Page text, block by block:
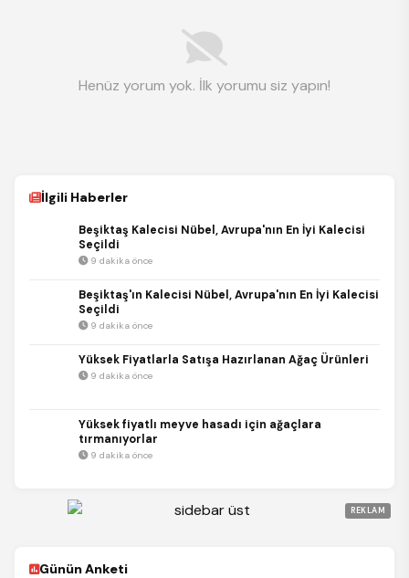
Henüz yorum yok. İlk yorumu siz yapın!
İlgili Haberler
Beşiktaş Kalecisi Nübel, Avrupa'nın En İyi Kalecisi
Seçildi
9 dakika önce
Beşiktaş'ın Kalecisi Nübel, Avrupa'nın En İyi Kalecisi
Seçildi
9 dakika önce
Yüksek Fiyatlarla Satışa Hazırlanan Ağaç Ürünleri
9 dakika önce
Yüksek fiyatlı meyve hasadı için ağaçlara
tırmanıyorlar
9 dakika önce
REKLAM
Günün Anketi